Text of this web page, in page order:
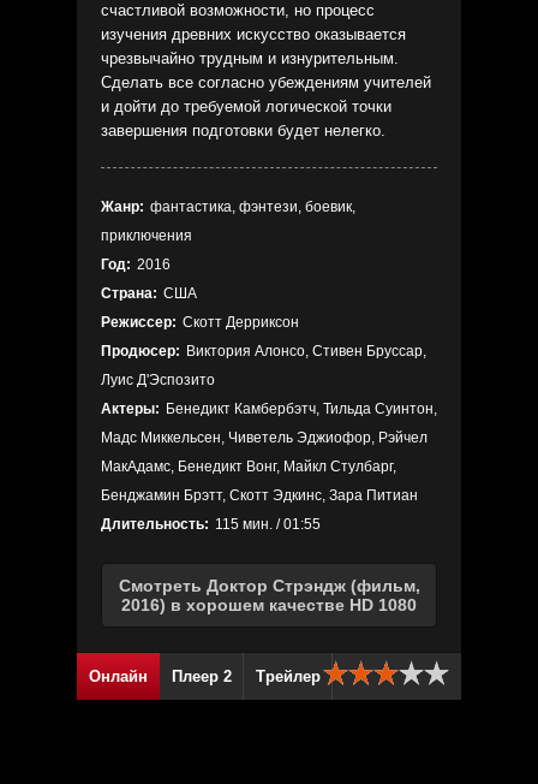
счастливой возможности, но процесс
изучения древних искусство оказывается
чрезвычайно трудным и изнурительным.
Сделать все согласно убеждениям учителей
и дойти до требуемой логической точки
завершения подготовки будет нелегко.
Жанр: фантастика, фэнтези, боевик,
приключения
Год: 2016
Страна: США
Режиссер: Скотт Дерриксон
Продюсер: Виктория Алонсо, Стивен Бруссар,
Луис Д'Эспозито
Актеры: Бенедикт Камбербэтч, Тильда Суинтон,
Мадс Миккельсен, Чиветель Эджиофор, Рэйчел
МакАдамс, Бенедикт Вонг, Майкл Стулбарг,
Бенджамин Брэтт, Скотт Эдкинс, Зара Питиан
Длительность: 115 мин. / 01:55
Смотреть Доктор Стрэндж (фильм,
2016) в хорошем качестве HD 1080
Онлайн Плеер 2 Трейлер